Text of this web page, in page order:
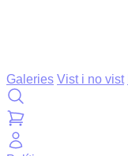
Galeries Vist i no vist